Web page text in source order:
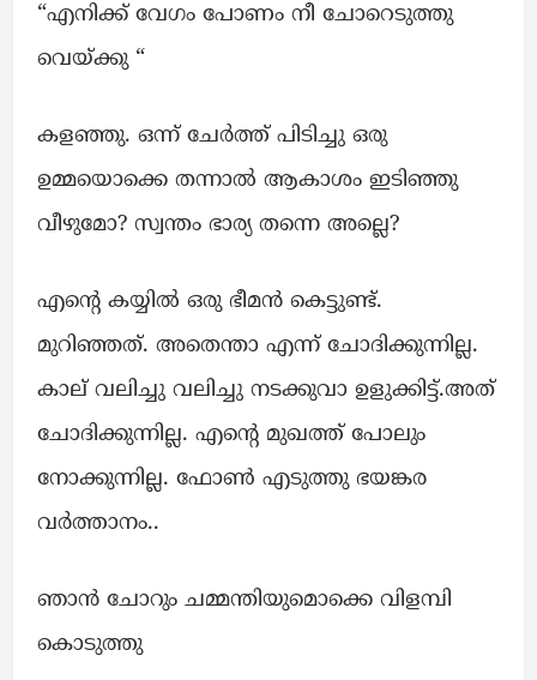
“എനിക്ക് വേഗം പോണം നീ ചോറെടുത്തു
വെയ്ക്കു “
കളഞ്ഞു. ഒന്ന് ചേർത്ത് പിടിച്ചു ഒരു
ഉമ്മയൊക്കെ തന്നാൽ ആകാശം ഇടിഞ്ഞു
വീഴുമോ? സ്വന്തം ഭാര്യ തന്നെ അല്ലെ?
എന്റെ കയ്യിൽ ഒരു ഭീമൻ കെട്ടുണ്ട്.
മുറിഞ്ഞത്. അതെന്താ എന്ന് ചോദിക്കുന്നില്ല.
കാല് വലിച്ചു വലിച്ചു നടക്കുവാ ഉളുക്കിട്ട്.അത്
ചോദിക്കുന്നില്ല. എന്റെ മുഖത്ത് പോലും
നോക്കുന്നില്ല. ഫോൺ എടുത്തു ഭയങ്കര
വർത്താനം..
ഞാൻ ചോറും ചമ്മന്തിയുമൊക്കെ വിളമ്പി
കൊടുത്തു